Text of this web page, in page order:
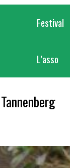
Festival
L’asso